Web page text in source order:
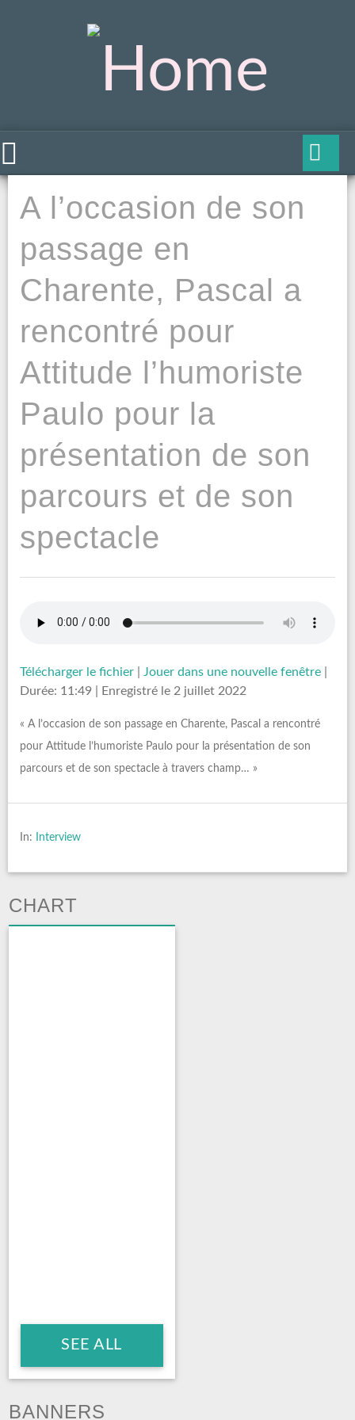
A l’occasion de son
passage en
Charente, Pascal a
rencontré pour
Attitude l’humoriste
Paulo pour la
présentation de son
parcours et de son
spectacle
Télécharger le fichier Jouer dans une nouvelle fenêtre
Durée: 11:49
Enregistré le 2 juillet 2022
« A l’occasion de son passage en Charente, Pascal a rencontré
pour Attitude l’humoriste Paulo pour la présentation de son
parcours et de son spectacle à travers champ… »
In: Interview
CHART
SEE ALL
BANNERS